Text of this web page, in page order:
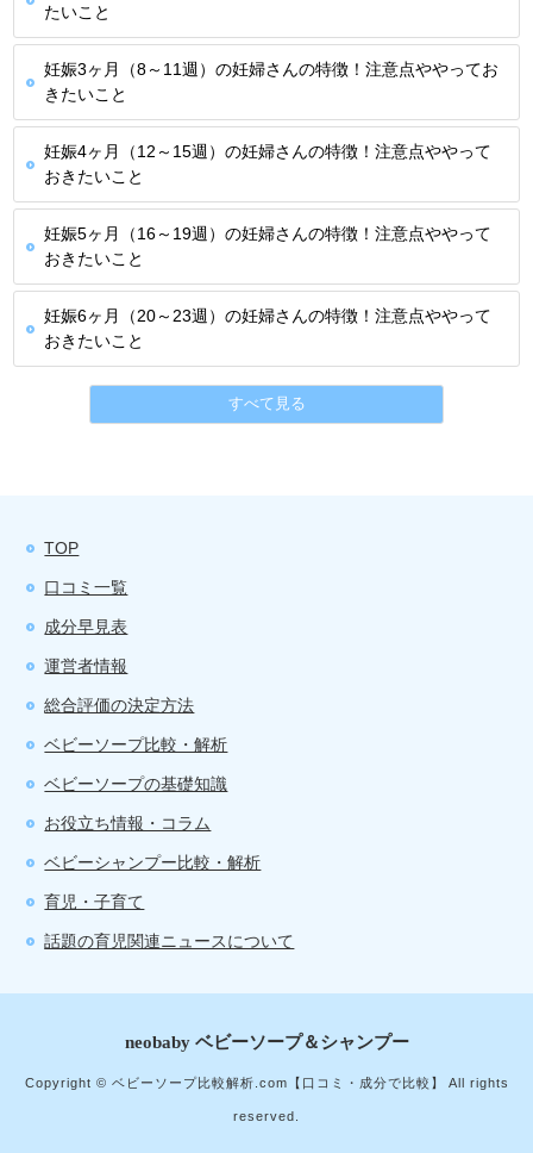
たいこと
妊娠3ヶ月（8～11週）の妊婦さんの特徴！注意点ややってお
きたいこと
妊娠4ヶ月（12～15週）の妊婦さんの特徴！注意点ややって
おきたいこと
妊娠5ヶ月（16～19週）の妊婦さんの特徴！注意点ややって
おきたいこと
妊娠6ヶ月（20～23週）の妊婦さんの特徴！注意点ややって
おきたいこと
すべて見る
TOP
口コミ一覧
成分早見表
運営者情報
総合評価の決定方法
ベビーソープ比較・解析
ベビーソープの基礎知識
お役立ち情報・コラム
ベビーシャンプー比較・解析
育児・子育て
話題の育児関連ニュースについて
neobaby ベビーソープ＆シャンプー
Copyright © ベビーソープ比較解析.com【口コミ・成分で比較】 All rights
reserved.